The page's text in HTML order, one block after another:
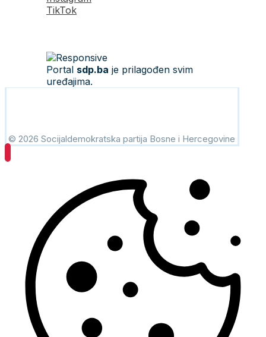
TikTok
Portal sdp.ba je prilagođen svim
uređajima.
© 2026 Socijaldemokratska partija Bosne i Hercegovine